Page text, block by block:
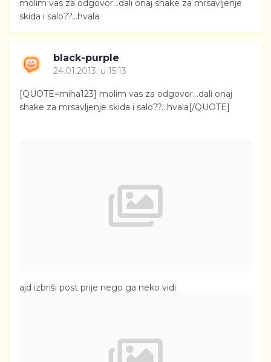
molim vas za odgovor...dali onaj shake za mrsavljenje
skida i salo??...hvala
black-purple
24.01.2013. u 15:13
[QUOTE=miha123] molim vas za odgovor...dali onaj
shake za mrsavljenje skida i salo??...hvala[/QUOTE]
ajd izbriši post prije nego ga neko vidi